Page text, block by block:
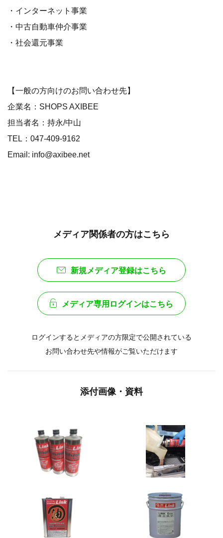
・インターネット事業
・中古自動車仲介事業
・社会還元事業
【一般の方向けのお問い合わせ先】
企業名：SHOPS AXIBEE
担当者名：持永/中山
TEL：047-409-9162
Email: info@axibee.net
メディア関係者の方はこちら
新規メディア登録はこちら
メディア専用ログインはこちら
ログインするとメディアの方限定で公開されている
お問い合わせ先や情報がご覧いただけます
添付画像・資料